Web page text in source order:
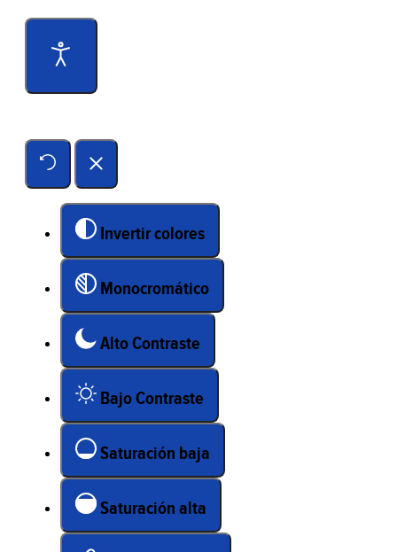
Invertir colores
Monocromático
Alto Contraste
Bajo Contraste
Saturación baja
Saturación alta